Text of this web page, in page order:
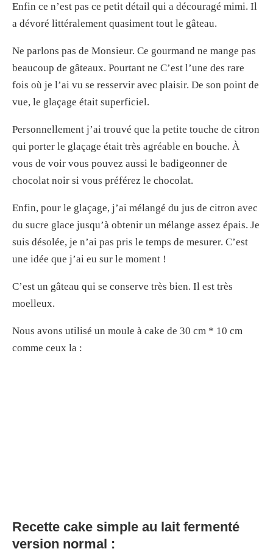
Enfin ce n’est pas ce petit détail qui a découragé mimi. Il
a dévoré littéralement quasiment tout le gâteau.
Ne parlons pas de Monsieur. Ce gourmand ne mange pas
beaucoup de gâteaux. Pourtant ne C’est l’une des rare
fois où je l’ai vu se resservir avec plaisir. De son point de
vue, le glaçage était superficiel.
Personnellement j’ai trouvé que la petite touche de citron
qui porter le glaçage était très agréable en bouche. À
vous de voir vous pouvez aussi le badigeonner de
chocolat noir si vous préférez le chocolat.
Enfin, pour le glaçage, j’ai mélangé du jus de citron avec
du sucre glace jusqu’à obtenir un mélange assez épais. Je
suis désolée, je n’ai pas pris le temps de mesurer. C’est
une idée que j’ai eu sur le moment !
C’est un gâteau qui se conserve très bien. Il est très
moelleux.
Nous avons utilisé un moule à cake de 30 cm * 10 cm
comme ceux la :
Recette cake simple au lait fermenté
version normal :